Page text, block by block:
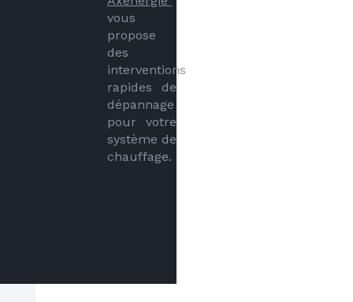
vous
propose
des
interventions
rapides de
dépannage
pour votre
système de
chauffage.